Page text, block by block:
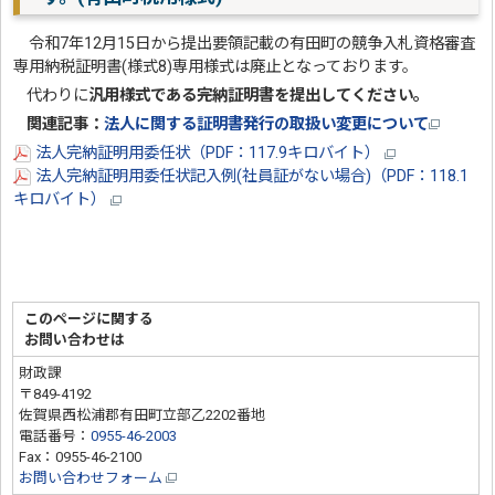
令和7年12月15日から提出要領記載の有田町の競争入札資格審査
専用納税証明書(様式8)専用様式は廃止となっております。
代わりに汎用様式である完納証明書を提出してください。
関連記事：法人に関する証明書発行の取扱い変更について
法人完納証明用委任状（PDF：117.9キロバイト）
法人完納証明用委任状記入例(社員証がない場合)（PDF：118.1
キロバイト）
このページに関する
お問い合わせは
財政課
〒849-4192
佐賀県西松浦郡有田町立部乙2202番地
電話番号：0955-46-2003
Fax：0955-46-2100
お問い合わせフォーム